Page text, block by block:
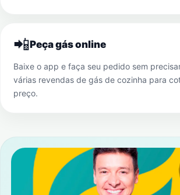
📲Peça gás online
Baixe o app e faça seu pedido sem
várias revendas de gás de cozinha para
preço.